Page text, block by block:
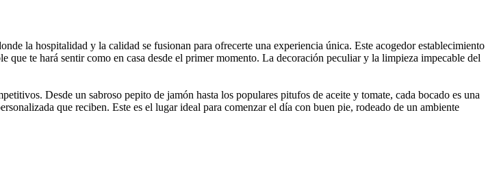
la hospitalidad y la calidad se fusionan para ofrecerte una experiencia única. Este acogedor establecimiento
te hará sentir como en casa desde el primer momento. La decoración peculiar y la limpieza impecable del
Desde un sabroso pepito de jamón hasta los populares pitufos de aceite y tomate, cada bocado es una
que reciben. Este es el lugar ideal para comenzar el día con buen pie, rodeado de un ambiente